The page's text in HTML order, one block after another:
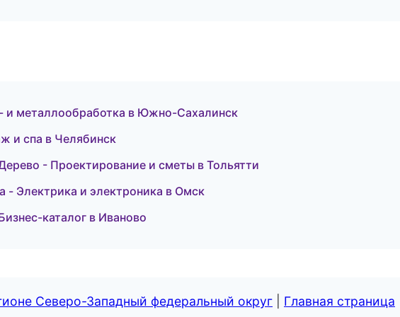
и металлообработка в Южно-Сахалинск
и спа в Челябинск
- Проектирование и сметы в Тольятти
- Электрика и электроника в Омск
каталог в Иваново
Северо-Западный федеральный округ Главная страница